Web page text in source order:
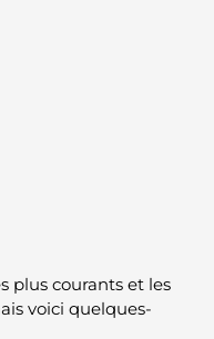
plus courants et les
voici quelques-